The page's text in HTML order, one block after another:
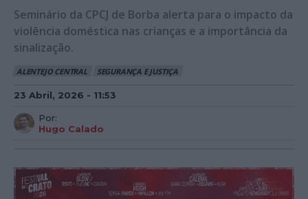
Seminário da CPCJ de Borba alerta para o impacto da
violência doméstica nas crianças e a importância da
sinalização.
ALENTEJO CENTRAL SEGURANÇA E JUSTIÇA
23 Abril, 2026 - 11:53
Por:
Hugo Calado